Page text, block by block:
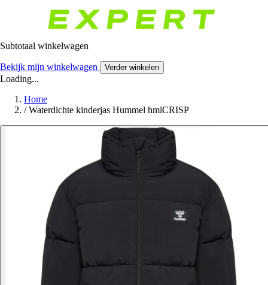
Subtotaal winkelwagen
Bekijk mijn winkelwagen Verder winkelen
Loading...
Home
/ Waterdichte kinderjas Hummel hmlCRISP